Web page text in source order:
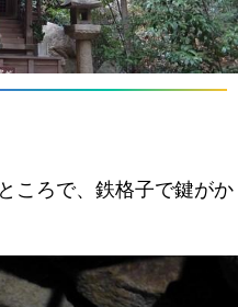
ころで、鉄格子で鍵がか